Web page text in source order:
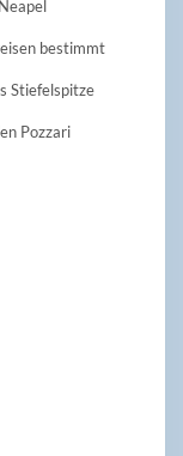
bestimmt
Stiefelspitze
Pozzari